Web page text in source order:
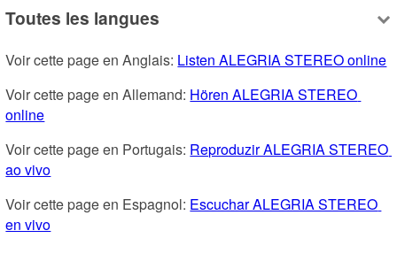
Toutes les langues
Voir cette page en Anglais: Listen ALEGRIA STEREO online
Voir cette page en Allemand: Hören ALEGRIA STEREO
online
Voir cette page en Portugais: Reproduzir ALEGRIA STEREO
ao vivo
Voir cette page en Espagnol: Escuchar ALEGRIA STEREO
en vivo